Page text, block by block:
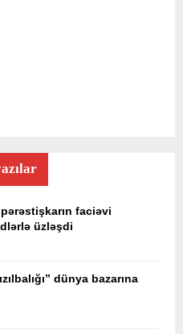
faciəvi
üzləşdi
dünya bazarına